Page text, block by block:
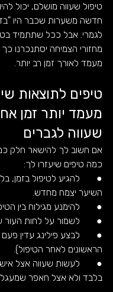
טיפול שעווה מושלם, יכול
חדשה משערות שכבר היו
לגמרי. אבל ככל שתתמיד
מחזורי הצמיחה יסתנכרנו
מעמד לאורך זמן רב יותר.
טיפים לתוצאות
מעמד יותר זמן
שעווה לגברים
אם חשוב לך להישאר חלק
כמה טיפים שיעזרו לך:
●       להגיע לטיפול בזמן,
השיער יצמח מחדש.
●       להימנע מגילוח בין
●       לשמור על לחות
●       לבצע פילינג עדין
הראשונים לאחר הטיפול).
●       לעשות שעווה אצל
בלבד ולא אצל חאפר שמעגל